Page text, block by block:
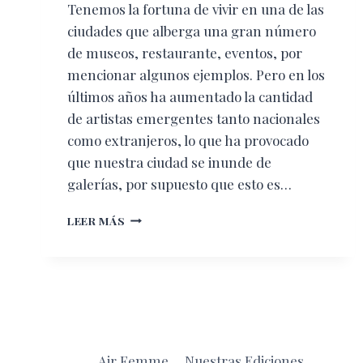
Tenemos la fortuna de vivir en una de las
ciudades que alberga una gran número
de museos, restaurante, eventos, por
mencionar algunos ejemplos. Pero en los
últimos años ha aumentado la cantidad
de artistas emergentes tanto nacionales
como extranjeros, lo que ha provocado
que nuestra ciudad se inunde de
galerías, por supuesto que esto es…
LEER MÁS GALERÍAS